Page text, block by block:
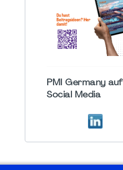
PMI Germany auf
Social Media